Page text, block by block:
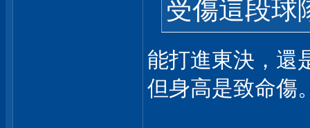
受傷這段球
能打進東決，還
但身高是致命傷